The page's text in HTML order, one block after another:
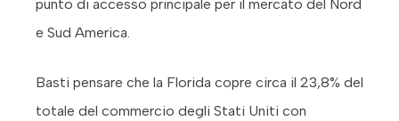
punto di accesso principale per il mercato del Nord
e Sud America.
Basti pensare che la Florida copre circa il 23,8% del
totale del commercio degli Stati Uniti con